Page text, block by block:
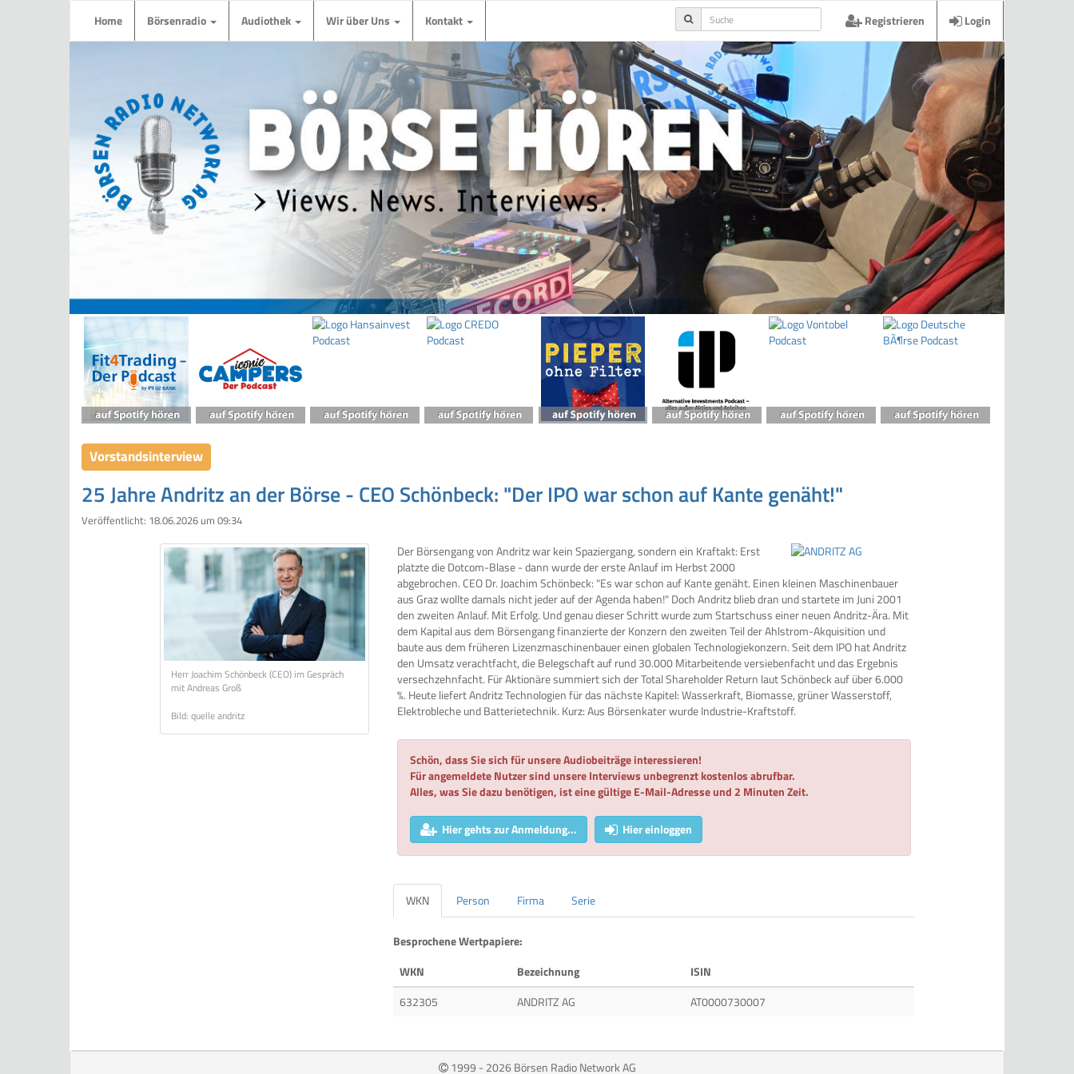
Home Börsenradio Audiothek Wir über Uns Kontakt Registrieren Login
Vorstandsinterview
25 Jahre Andritz an der Börse - CEO Schönbeck: "Der IPO war schon auf Kante genäht!"
Veröffentlicht: 18.06.2026 um 09:34
Herr Joachim Schönbeck (CEO) im Gespräch
mit Andreas Groß
Bild: quelle andritz
Der Börsengang von Andritz war kein Spaziergang, sondern ein Kraftakt: Erst
platzte die Dotcom-Blase - dann wurde der erste Anlauf im Herbst 2000
abgebrochen. CEO Dr. Joachim Schönbeck: "Es war schon auf Kante genäht. Einen kleinen Maschinenbauer
aus Graz wollte damals nicht jeder auf der Agenda haben!" Doch Andritz blieb dran und startete im Juni 2001
den zweiten Anlauf. Mit Erfolg. Und genau dieser Schritt wurde zum Startschuss einer neuen Andritz-Ära. Mit
dem Kapital aus dem Börsengang finanzierte der Konzern den zweiten Teil der Ahlstrom-Akquisition und
baute aus dem früheren Lizenzmaschinenbauer einen globalen Technologiekonzern. Seit dem IPO hat Andritz
den Umsatz verachtfacht, die Belegschaft auf rund 30.000 Mitarbeitende versiebenfacht und das Ergebnis
versechzehnfacht. Für Aktionäre summiert sich der Total Shareholder Return laut Schönbeck auf über 6.000
%. Heute liefert Andritz Technologien für das nächste Kapitel: Wasserkraft, Biomasse, grüner Wasserstoff,
Elektrobleche und Batterietechnik. Kurz: Aus Börsenkater wurde Industrie-Kraftstoff.
Schön, dass Sie sich für unsere Audiobeiträge interessieren!
Für angemeldete Nutzer sind unsere Interviews unbegrenzt kostenlos abrufbar.
Alles, was Sie dazu benötigen, ist eine gültige E-Mail-Adresse und 2 Minuten Zeit.
Hier gehts zur Anmeldung... Hier einloggen
WKN Person Firma Serie
Besprochene Wertpapiere:
WKN
Bezeichnung
ISIN
632305
ANDRITZ AG AT0000730007
1999 - 2026 Börsen Radio Network AG